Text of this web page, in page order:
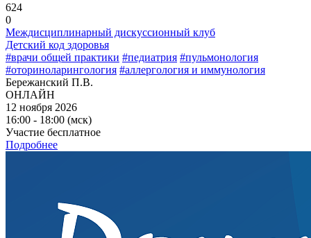
624
0
Междисциплинарный дискуссионный клуб
Детский код здоровья
#врачи общей практики #педиатрия #пульмонология
#оториноларингология #аллергология и иммунология
Бережанский П.В.
ОНЛАЙН
12 ноября 2026
16:00 - 18:00 (мск)
Участие бесплатное
Подробнее